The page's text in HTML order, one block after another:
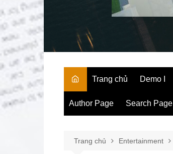
Trang chủ Demo I
Author Page Search Page
Trang chủ Entertainment